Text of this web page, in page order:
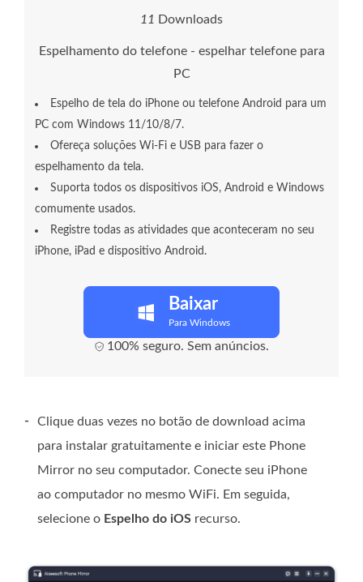
1 1 Downloads
Espelhamento do telefone - espelhar telefone para
PC
Espelho de tela do iPhone ou telefone Android para um
PC com Windows 11/10/8/7.
Ofereça soluções Wi-Fi e USB para fazer o
espelhamento da tela.
Suporta todos os dispositivos iOS, Android e Windows
comumente usados.
Registre todas as atividades que aconteceram no seu
iPhone, iPad e dispositivo Android.
Baixar
Para Windows
100% seguro. Sem anúncios.
-
Clique duas vezes no botão de download acima
para instalar gratuitamente e iniciar este Phone
Mirror no seu computador. Conecte seu iPhone
ao computador no mesmo WiFi. Em seguida,
selecione o Espelho do iOS recurso.